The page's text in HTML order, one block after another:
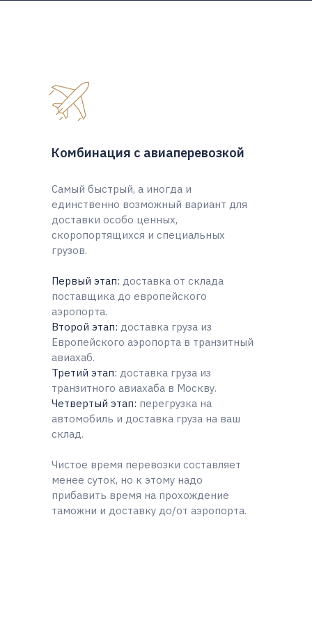
Самый быстрый, а иногда и
единственно возможный вариант для
доставки особо ценных,
скоропортящихся и специальных
грузов.
Первый этап: доставка от склада
поставщика до европейского
аэропорта.
Второй этап: доставка груза из
Европейского аэропорта в транзитный
авиахаб.
Третий этап: доставка груза из
транзитного авиахаба в Москву.
Четвертый этап: перегрузка на
автомобиль и доставка груза на ваш
склад.
Чистое время перевозки составляет
менее суток, но к этому надо
прибавить время на прохождение
таможни и доставку до/от аэропорта.
Комбинация с авиаперевозкой